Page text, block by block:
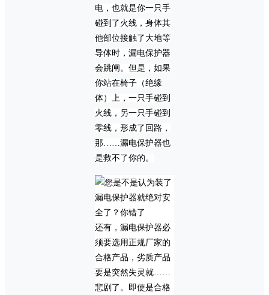
电，也就是你一只手
碰到了火线，身体其
他部位接触了大地等
导体时，漏电保护器
会跳闸。但是，如果
你站在椅子（绝缘
体）上，一只手碰到
火线，另一只手碰到
零线，形成了回路，
那……漏电保护器也
是救不了你的。
还有，漏电保护器必
须要选用正规厂家的
合格产品，劣质产品
要是突然失灵就……
悲剧了。即使是合格